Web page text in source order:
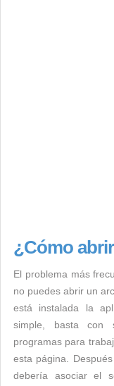
¿Cómo
El problema más
no puedes abrir un
está instalada la
simple, basta con
programas para
esta página.
debería asociar el